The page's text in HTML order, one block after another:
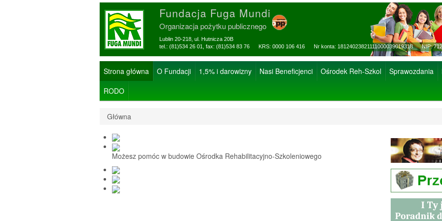
Fundacja Fuga Mundi
Organizacja pożytku publicznego
Lublin 20-218, ul. Hutnicza 20B
tel.: (81)534 26 01, fax: (81)534 83 76 KRS: 0000 106 416 Nr konta: 18124023821111000039019318 NIP:
Strona główna O Fundacji 1,5% i darowizny Nasi Beneficjenci Ośrodek Reh-Szkol Sprawozdania
RODO
Główna
Możesz pomóc w budowie Ośrodka Rehabilitacyjno-Szkoleniowego